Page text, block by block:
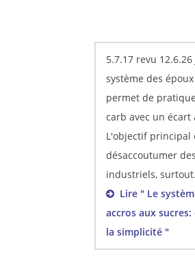
5.7.17 revu
système des
permet de
carb avec un
L'objectif principal
désaccoutumer
industriels, surtout.
Lire " Le
accros aux
la simplicité "